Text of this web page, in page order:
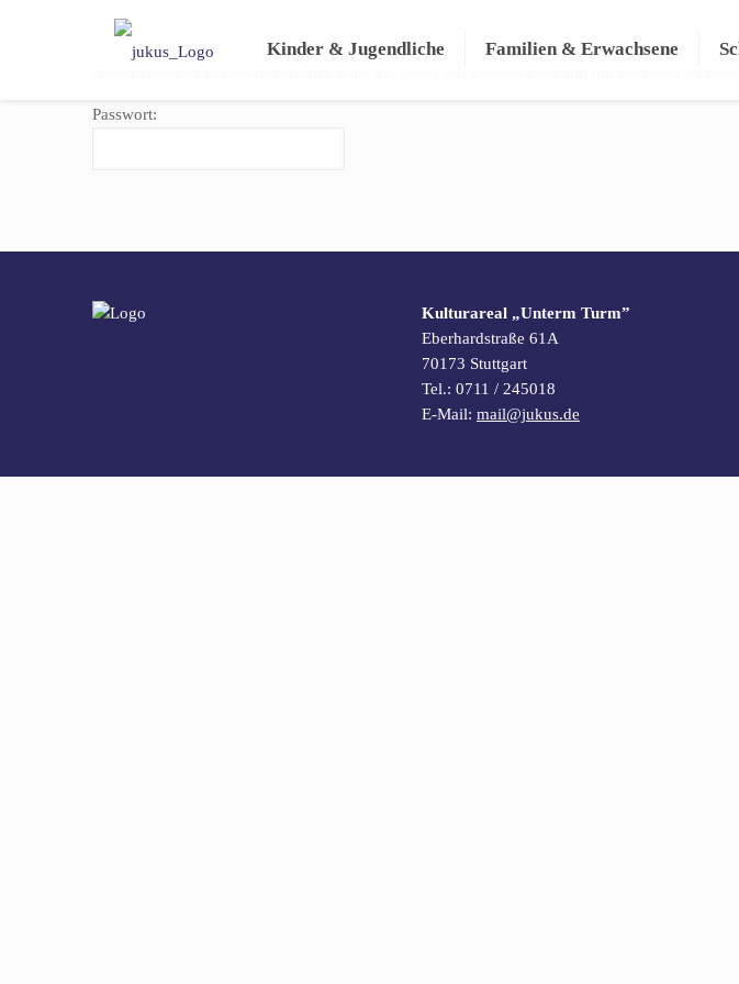
Kinder & Jugendliche Familien & Erwachsene
Passwort:
Kulturareal „Unterm Turm”
Eberhardstraße 61A
70173 Stuttgart
Tel.: 0711 / 245018
E-Mail: mail@jukus.de